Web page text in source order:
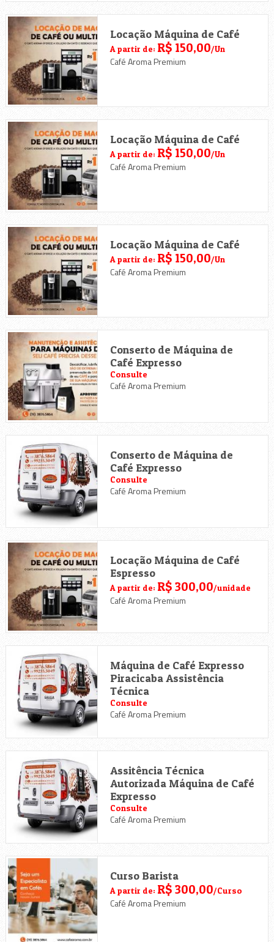
Locação Máquina de Café
A partir de: R$ 150,00/Un
Café Aroma Premium
Locação Máquina de Café
A partir de: R$ 150,00/Un
Café Aroma Premium
Locação Máquina de Café
A partir de: R$ 150,00/Un
Café Aroma Premium
Conserto de Máquina de
Café Expresso
Consulte
Café Aroma Premium
Conserto de Máquina de
Café Expresso
Consulte
Café Aroma Premium
Locação Máquina de Café
Espresso
A partir de: R$ 300,00/unidade
Café Aroma Premium
Máquina de Café Expresso
Piracicaba Assistência
Técnica
Consulte
Café Aroma Premium
Assitência Técnica
Autorizada Máquina de Café
Expresso
Consulte
Café Aroma Premium
Curso Barista
A partir de: R$ 300,00/Curso
Café Aroma Premium